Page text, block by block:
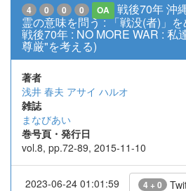
4 0 0 0 OA
戦後70年 沖
霊の意味を問う : 「戦没(者)」
戦後70年 : NO MORE WAR : 私
尊厳"を考える)
著者
浅井 春夫 アサイ ハルオ
雑誌
まなびあい
巻号頁・発行日
vol.8, pp.72-89, 2015-11-10
2023-06-24 01:01:59 4 + 0